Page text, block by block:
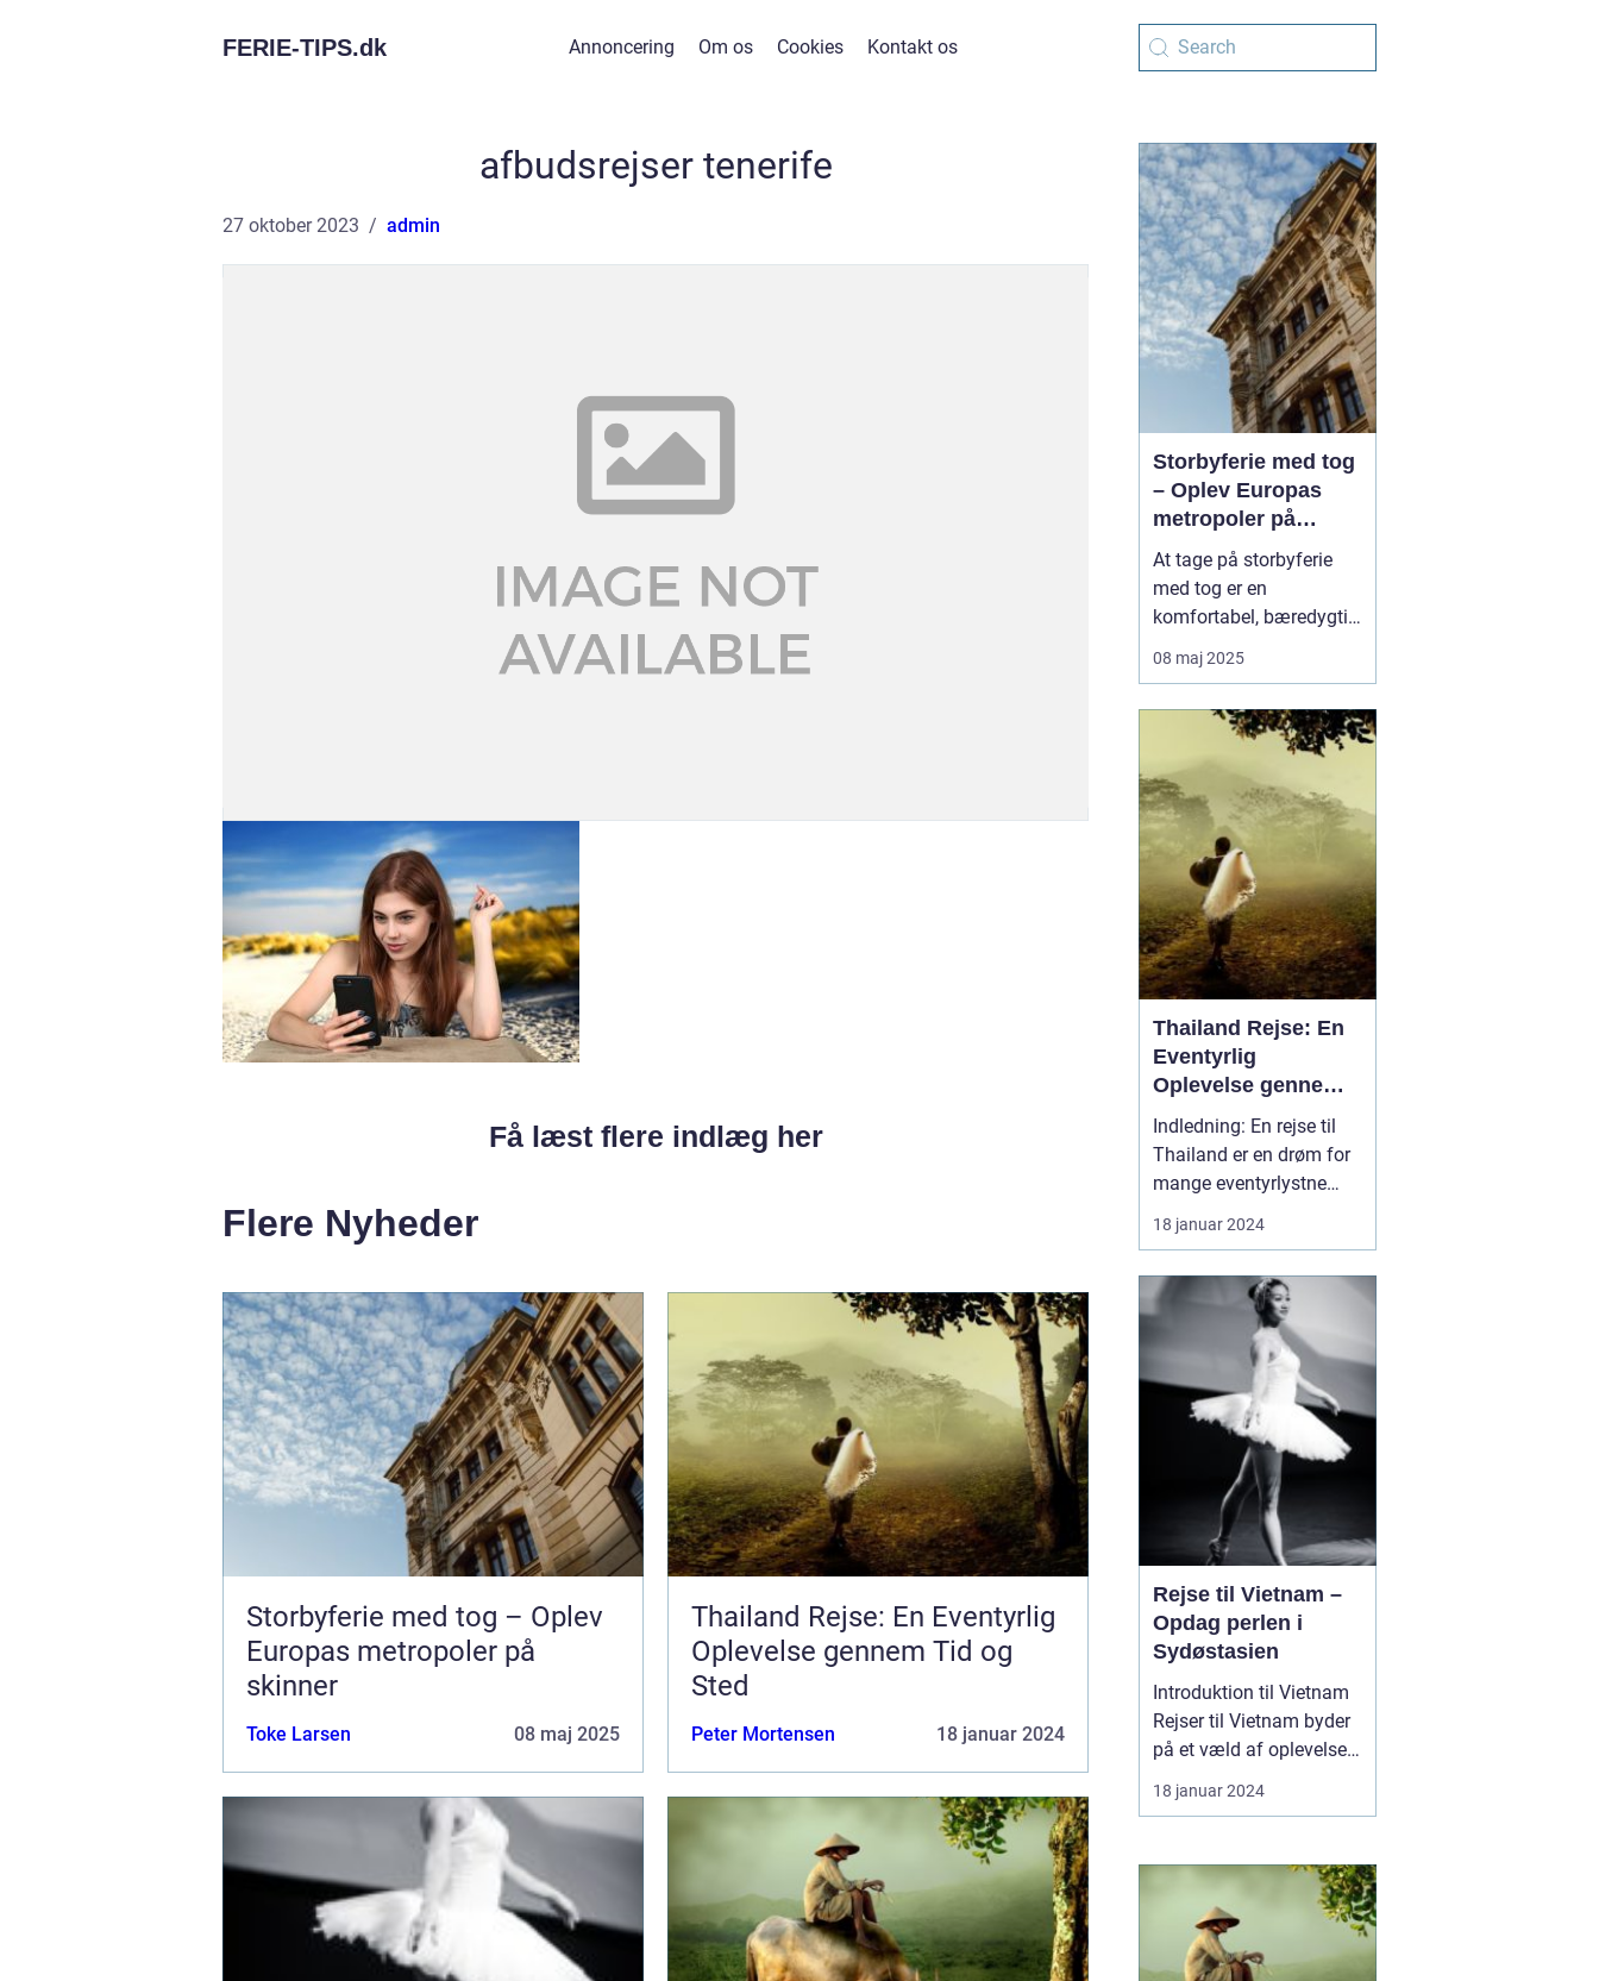
FERIE-TIPS.dk Annoncering Om os Cookies Kontakt os
afbudsrejser tenerife
27 oktober 2023 admin
Få læst flere indlæg her
Flere Nyheder
Storbyferie med tog – Oplev
Europas metropoler på
skinner
Toke Larsen 08 maj 2025
Thailand Rejse: En Eventyrlig
Oplevelse gennem Tid og
Sted
Peter Mortensen 18 januar 2024
Storbyferie med tog
– Oplev Europas
metropoler på
skinner
At tage på storbyferie
med tog er en
komfortabel, bæredygtig
og oplevelsesrig måde at
udforske Europas mest
kan man rejse direkte fra
Danmark til storbyer
som Berlin, Paris, Wien
og Rom – og nyde rejsen
...
08 maj 2025
Thailand Rejse: En
Eventyrlig
Oplevelse gennem
Tid og Sted
Indledning: En rejse til
Thailand er en drøm for
mange eventyrlystne
rejsende. Dette smukke
land i Sydøstasien byder
kultur, historie,
traditioner, naturskønhed
og ikke mindst venlige
lokalbefolkning. I denne
dybdegående artike...
18 januar 2024
Rejse til Vietnam –
Opdag perlen i
Sydøstasien
Introduktion til Vietnam
Rejser til Vietnam byder
på et væld af oplevelser
for rejsende og
eventyrlystne sjæle.
land er kendt for sin
enestående natur, rige
historie, spændende
kultur og venlige
18 januar 2024